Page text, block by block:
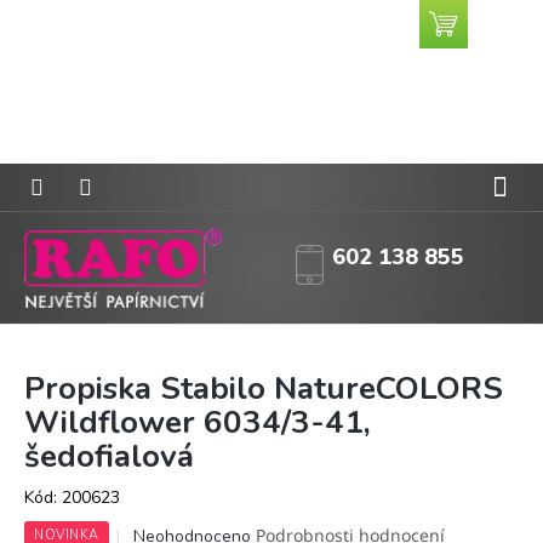
602 138 855
Nákupní
košík
Propiska Stabilo NatureCOLORS
Wildflower 6034/3-41,
šedofialová
Kód: 200623
NOVINKA
Průměrné
Neohodnoceno Podrobnosti hodnocení